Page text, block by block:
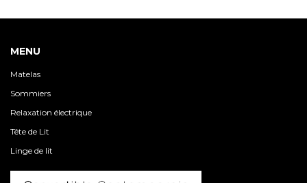
MENU
Matelas
Sommiers
Relaxation électrique
Tête de Lit
Linge de lit